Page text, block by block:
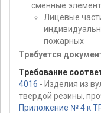
сменные
Лицевые
пожарных
Требуется
Требование
4016 - Изделия из
твердой резины,
Приложение № 4 к